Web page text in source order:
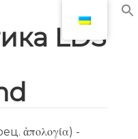
ἀπολογία) -